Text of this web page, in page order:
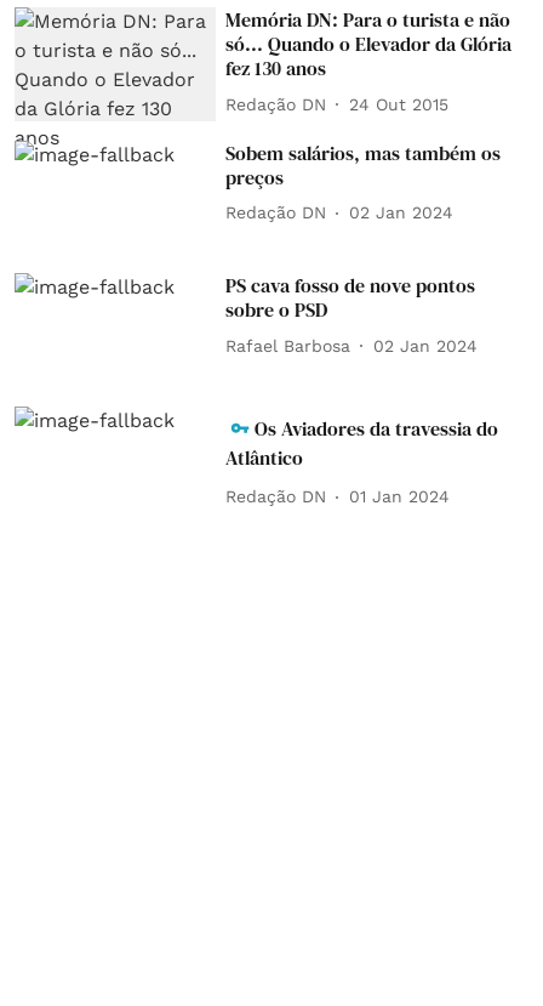
Memória DN: Para o turista e não
só... Quando o Elevador da Glória
fez 130 anos
Redação DN 24 Out 2015
Sobem salários, mas também os
preços
Redação DN 02 Jan 2024
PS cava fosso de nove pontos
sobre o PSD
Rafael Barbosa 02 Jan 2024
Os Aviadores da travessia do
Atlântico
Redação DN 01 Jan 2024